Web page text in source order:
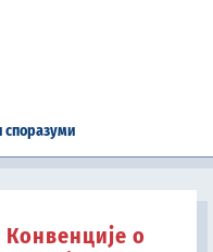
споразуми
о